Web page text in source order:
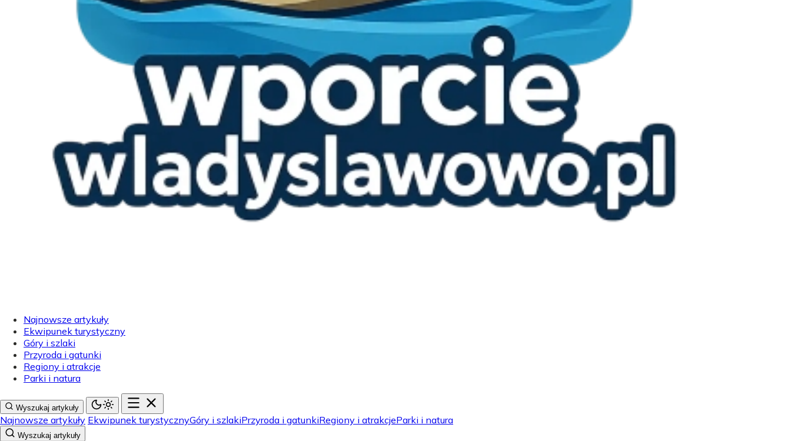
Najnowsze artykuły
Ekwipunek turystyczny
Góry i szlaki
Przyroda i gatunki
Regiony i atrakcje
Parki i natura
Wyszukaj artykuły
Najnowsze artykuły Ekwipunek turystycznyGóry i szlakiPrzyroda i gatunkiRegiony i atrakcjeParki i natura
Wyszukaj artykuły